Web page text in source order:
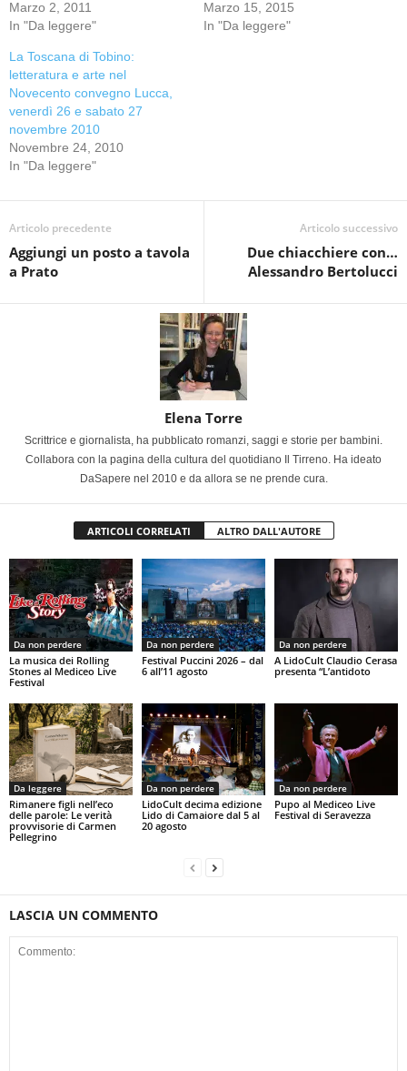
Marzo 2, 2011
In "Da leggere"
Marzo 15, 2015
In "Da leggere"
La Toscana di Tobino:
letteratura e arte nel
Novecento convegno Lucca,
venerdì 26 e sabato 27
novembre 2010
Novembre 24, 2010
In "Da leggere"
Articolo precedente
Aggiungi un posto a tavola
a Prato
Articolo successivo
Due chiacchiere con…
Alessandro Bertolucci
Elena Torre
Scrittrice e giornalista, ha pubblicato romanzi, saggi e storie per bambini.
Collabora con la pagina della cultura del quotidiano Il Tirreno. Ha ideato
DaSapere nel 2010 e da allora se ne prende cura.
ARTICOLI CORRELATI ALTRO DALL'AUTORE
Da non perdere
La musica dei Rolling
Stones al Mediceo Live
Festival
Da non perdere
Festival Puccini 2026 – dal
6 all’11 agosto
Da non perdere
A LidoCult Claudio Cerasa
presenta “L’antidoto
Da leggere
Rimanere figli nell’eco
delle parole: Le verità
provvisorie di Carmen
Pellegrino
Da non perdere
LidoCult decima edizione
Lido di Camaiore dal 5 al
20 agosto
Da non perdere
Pupo al Mediceo Live
Festival di Seravezza
LASCIA UN COMMENTO